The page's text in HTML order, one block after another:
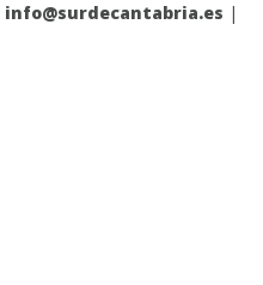
info@surdecantabria.es |